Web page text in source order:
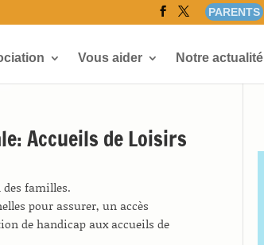
PARENTS
Vous aider Notre actualité
Accueils de Loisirs
des familles.
pour assurer, un accès
de handicap aux accueils de